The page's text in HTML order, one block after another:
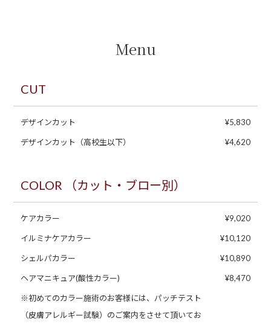
Menu
CUT
デザインカット ¥5,830
デザインカット（高校生以下） ¥4,620
COLOR （カット・ブロー別）
ケアカラー ¥9,020
イルミナケアカラー ¥10,120
シェルパカラー ¥10,890
ヘアマニキュア(酸性カラー) ¥8,470
※初めてのカラー施術のお客様には、パッチテスト
（皮膚アレルギー試験）のご案内をさせて頂いてお